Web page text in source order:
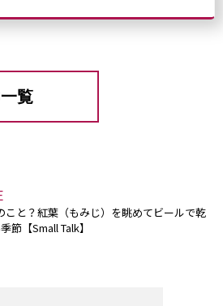
一覧
と？紅葉（もみじ）を眺めてビールで乾
節【Small Talk】